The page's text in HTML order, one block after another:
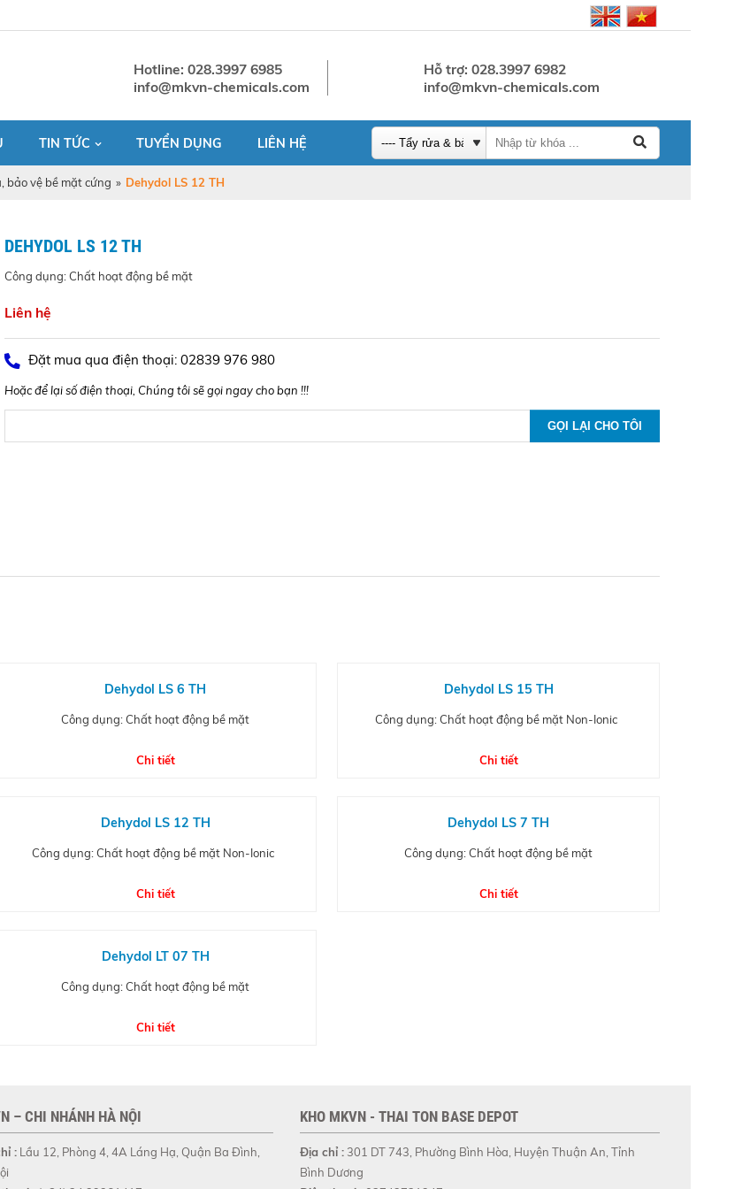
Hotline: 028.3997 6985
info@mkvn-chemicals.com
Hỗ trợ: 028.3997 6982
info@mkvn-chemicals.com
TIN TỨC TUYỂN DỤNG LIÊN HỆ
bảo vệ bề mặt cứng » Dehydol LS 12 TH
DEHYDOL LS 12 TH
Công dụng: Chất hoạt động bề mặt
Liên hệ
Đặt mua qua điện thoại: 02839 976 980
Hoặc để lại số điện thoại, Chúng tôi sẽ gọi ngay cho bạn !!!
Dehydol LS 6 TH
Công dụng: Chất hoạt động bề mặt
Chi tiết
Dehydol LS 15 TH
Công dụng: Chất hoạt động bề mặt Non-Ionic
Chi tiết
Dehydol LS 12 TH
Công dụng: Chất hoạt động bề mặt Non-Ionic
Chi tiết
Dehydol LS 7 TH
Công dụng: Chất hoạt động bề mặt
Chi tiết
Dehydol LT 07 TH
Công dụng: Chất hoạt động bề mặt
Chi tiết
– CHI NHÁNH HÀ NỘI
: Lầu 12, Phòng 4, 4A Láng Hạ, Quận Ba Đình,
KHO MKVN - THAI TON BASE DEPOT
Địa chỉ : 301 DT 743, Phường Bình Hòa, Huyện Thuận An, Tỉnh
Bình Dương